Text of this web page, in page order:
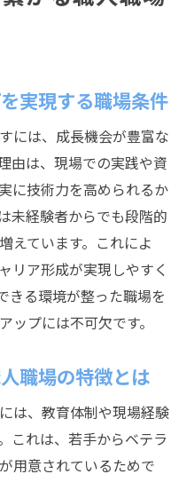
実現する職場条件
には、成長機会が豊富な
由は、現場での実践や資
に技術力を高められるか
未経験者からでも段階的
えています。これによ
リア形成が実現しやすく
きる環境が整った職場を
ップには不可欠です。
職場の特徴とは
は、教育体制や現場経験
これは、若手からベテラ
用意されているためで